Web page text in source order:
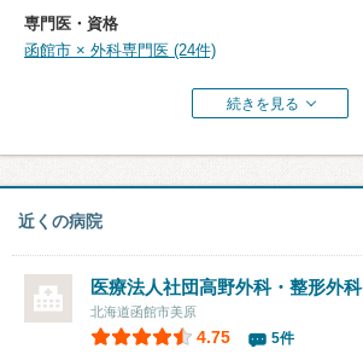
専門医・資格
函館市 × 外科専門医 (24件)
続きを見る
近くの病院
医療法人社団高野外科・整形外科
北海道函館市美原
4.75 5件